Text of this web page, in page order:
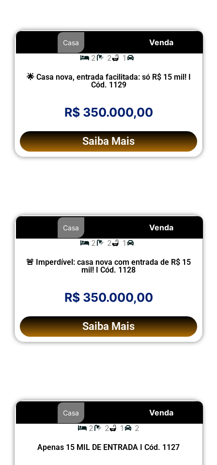
Venda
Casa
2 2 1
🌟 Casa nova, entrada facilitada: só R$ 15 mil! I
Cód. 1129
R$ 350.000,00
Saiba Mais
Venda
Casa
2 2 1
🚨 Imperdível: casa nova com entrada de R$ 15
mil! I Cód. 1128
R$ 350.000,00
Saiba Mais
Venda
Casa
2 2 1 2
Apenas 15 MIL DE ENTRADA I Cód. 1127